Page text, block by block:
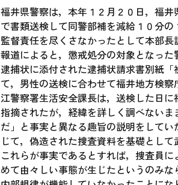
福井県警察は，本年１２月２０日，福
で書類送検して同警部補を減給１０分
監督責任を尽くさなかったとして本部長
報道によると，懲戒処分の対象となっ
逮捕状に添付された逮捕状請求書別紙
て，男性の送検に合わせて福井地方検
江警察署生活安全課長は，送検した日
指摘されたが，経緯を詳しく調べない
だ」と事実と異なる趣旨の説明をして
じて，偽造された捜査資料を基礎とし
これらが事実であるとすれば，捜査員
めて由々しい事態が生じたというのみ